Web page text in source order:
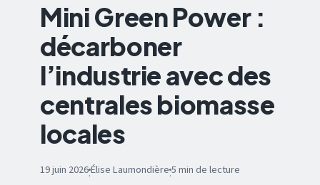
Bricolage
Immobilier
Mini Green Power :
décarboner
l’industrie avec des
centrales biomasse
locales
19 juin 2026·Élise Laumondière·5 min de lecture